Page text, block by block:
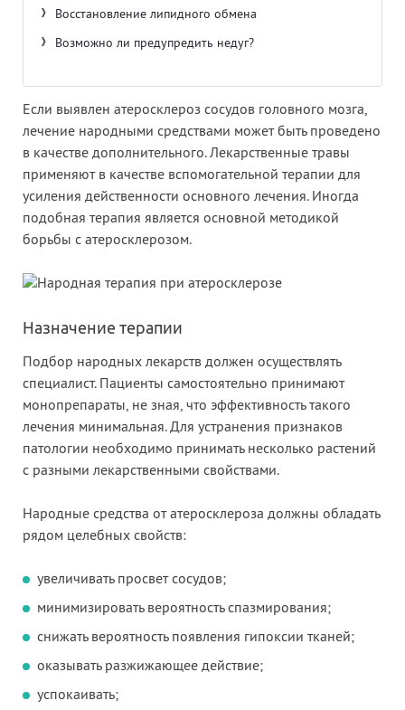
Восстановление липидного обмена
Возможно ли предупредить недуг?
Если выявлен атеросклероз сосудов головного мозга,
лечение народными средствами может быть проведено
в качестве дополнительного. Лекарственные травы
применяют в качестве вспомогательной терапии для
усиления действенности основного лечения. Иногда
подобная терапия является основной методикой
борьбы с атеросклерозом.
Назначение терапии
Подбор народных лекарств должен осуществлять
специалист. Пациенты самостоятельно принимают
монопрепараты, не зная, что эффективность такого
лечения минимальная. Для устранения признаков
патологии необходимо принимать несколько растений
с разными лекарственными свойствами.
Народные средства от атеросклероза должны обладать
рядом целебных свойств:
увеличивать просвет сосудов;
минимизировать вероятность спазмирования;
снижать вероятность появления гипоксии тканей;
оказывать разжижающее действие;
успокаивать;